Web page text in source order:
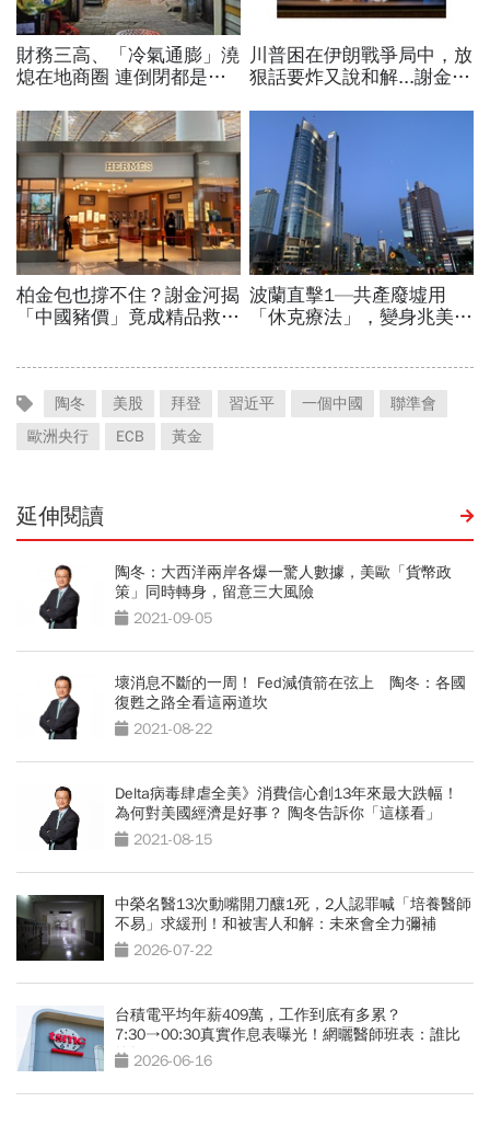
陶冬 美股 拜登 習近平 一個中國
聯準會
歐洲央行
ECB 黃金
延伸閱讀
陶冬：大西洋兩岸各爆一驚人數據，美歐「貨幣政
策」同時轉身，留意三大風險
2021-09-05
壞消息不斷的一周！ Fed減債箭在弦上 陶冬：各國
復甦之路全看這兩道坎
2021-08-22
Delta病毒肆虐全美》消費信心創13年來最大跌幅！
為何對美國經濟是好事？ 陶冬告訴你「這樣看」
2021-08-15
中榮名醫13次動嘴開刀釀1死，2人認罪喊「培養醫師
不易」求緩刑！和被害人和解：未來會全力彌補
2026-07-22
台積電平均年薪409萬，工作到底有多累？
7:30→00:30真實作息表曝光！網曬醫師班表：誰比
較操？
2026-06-16